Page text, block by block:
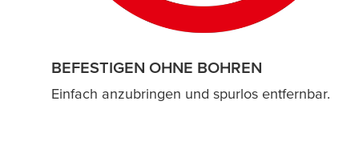
BEFESTIGEN OHNE BOHREN
Einfach anzubringen und spurlos entfernbar.